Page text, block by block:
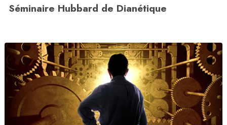
Séminaire Hubbard de Dianétique